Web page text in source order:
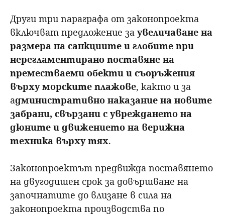
Други три параграфа от законопроекта
включват предложение за увеличаване на
размера на санкциите и глобите при
нерегламентирано поставяне на
преместваеми обекти и съоръжения
върху морските плажове, както и за
административно наказание на новите
забрани, свързани с увреждането на
дюните и движението на верижна
техника върху тях.
Законопроектът предвижда поставянето
на двугодишен срок за довършване на
започнатите до влизане в сила на
законопроекта производства по